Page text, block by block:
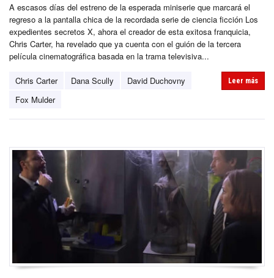
A escasos días del estreno de la esperada miniserie que marcará el
regreso a la pantalla chica de la recordada serie de ciencia ficción Los
expedientes secretos X, ahora el creador de esta exitosa franquicia,
Chris Carter, ha revelado que ya cuenta con el guión de la tercera
película cinematográfica basada en la trama televisiva...
Chris Carter Dana Scully
David Duchovny
Fox Mulder
Leer más